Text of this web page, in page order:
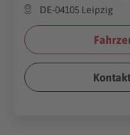
DE-04105 Leipzig